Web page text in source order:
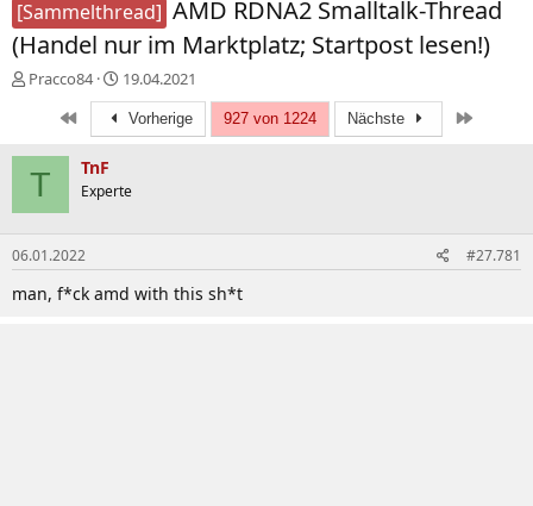
[Sammelthread] AMD RDNA2 Smalltalk-Thread
(Handel nur im Marktplatz; Startpost lesen!)
E
e
r
Pracco84
E
r
t
l
m
19.04.2021
Erste Vorherige 927 von 1224 Nächste
T TnF
Experte
06.01.2022 #27.781
man, f*ck amd with this sh*t